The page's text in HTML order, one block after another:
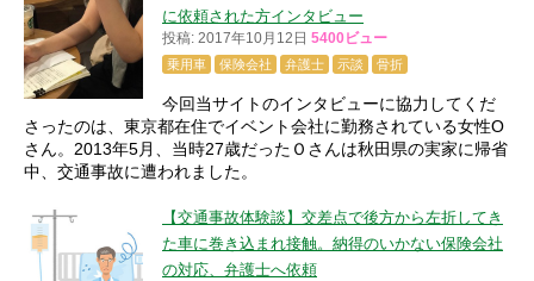
に依頼された方インタビュー
投稿: 2017年10月12日 5400ビュー
乗用車 保険会社 弁護士 示談 骨折
今回当サイトのインタビューに協力してくだ
さったのは、東京都在住でイベント会社に勤務されている女性O
さん。2013年5月、当時27歳だったＯさんは秋田県の実家に帰省
中、交通事故に遭われました。
【交通事故体験談】交差点で後方から左折してき
た車に巻き込まれ接触。納得のいかない保険会社
の対応、弁護士へ依頼